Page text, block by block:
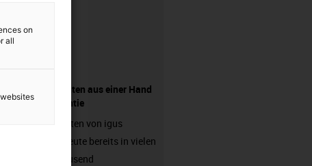
Komponenten aus einer Hand
- mit Garantie
Energieketten von igus
arbeiten heute bereits in vielen
hunderttausend
on
all